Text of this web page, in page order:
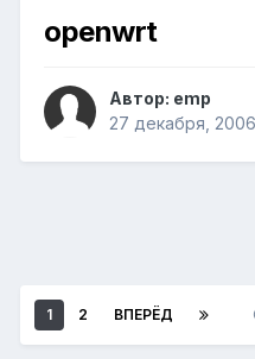
openwrt
Автор: emp
27 декабря, 2006
1 2 ВПЕРЁД